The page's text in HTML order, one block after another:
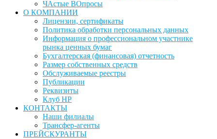
ЧАстые ВОпросы
О КОМПАНИИ
Лицензии, сертификаты
Политика обработки персональных данных
Информация о профессиональном участнике
рынка ценных бумаг
Бухгалтерская (финансовая) отчетность
Размер собственных средств
Обслуживаемые реестры
Публикации
Реквизиты
Клуб НР
КОНТАКТЫ
Наши филиалы
Трансфер-агенты
ПРЕЙСКУРАНТЫ